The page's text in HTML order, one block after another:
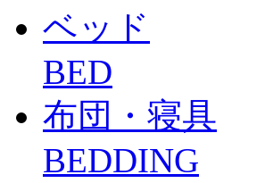
ベッド
BED
布団・寝具
BEDDING